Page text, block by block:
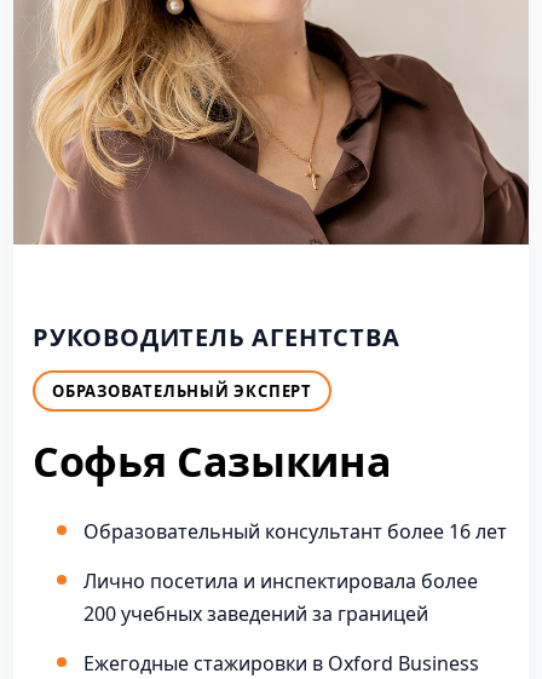
РУКОВОДИТЕЛЬ АГЕНТСТВА
ОБРАЗОВАТЕЛЬНЫЙ ЭКСПЕРТ
Софья Сазыкина
Образовательный консультант более 16 лет
Лично посетила и инспектировала более
200 учебных заведений за границей
Ежегодные стажировки в Oxford Business